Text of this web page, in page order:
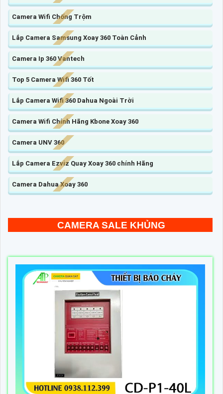
Camera Wifi Chống Trộm
Lắp Camera Samsung Xoay 360 Toàn Cảnh
Camera Ip 360 Vantech
Top 5 Camera Wifi 360 Tốt
Lắp Camera Wifi 360 Dahua Ngoài Trời
Camera Wifi Chính Hãng Kbone Xoay 360
Camera UNV 360
Lắp Camera Ezviz Quay Xoay 360 chính Hãng
Camera Dahua Xoay 360
CAMERA SALE KHỦNG